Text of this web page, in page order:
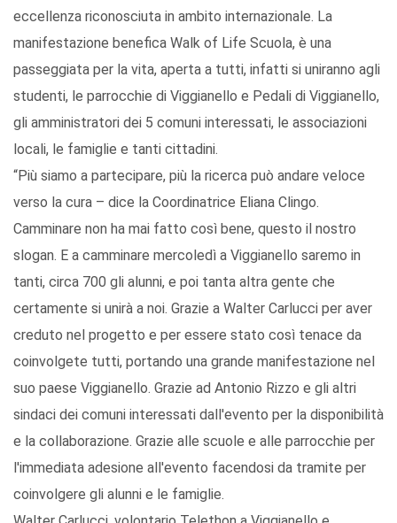
eccellenza riconosciuta in ambito internazionale. La
manifestazione benefica Walk of Life Scuola, è una
passeggiata per la vita, aperta a tutti, infatti si uniranno agli
studenti, le parrocchie di Viggianello e Pedali di Viggianello,
gli amministratori dei 5 comuni interessati, le associazioni
locali, le famiglie e tanti cittadini.
“Più siamo a partecipare, più la ricerca può andare veloce
verso la cura – dice la Coordinatrice Eliana Clingo.
Camminare non ha mai fatto così bene, questo il nostro
slogan. E a camminare mercoledì a Viggianello saremo in
tanti, circa 700 gli alunni, e poi tanta altra gente che
certamente si unirà a noi. Grazie a Walter Carlucci per aver
creduto nel progetto e per essere stato così tenace da
coinvolgete tutti, portando una grande manifestazione nel
suo paese Viggianello. Grazie ad Antonio Rizzo e gli altri
sindaci dei comuni interessati dall'evento per la disponibilità
e la collaborazione. Grazie alle scuole e alle parrocchie per
l'immediata adesione all'evento facendosi da tramite per
coinvolgere gli alunni e le famiglie.